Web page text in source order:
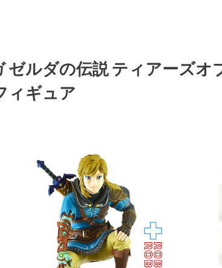
ゼルダの伝説 ティアーズオ
ィギュア